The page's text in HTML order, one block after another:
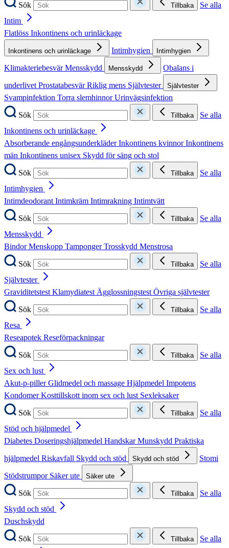
Sök
Tillbaka
Se alla
Intim
Flatlöss Inkontinens och urinläckage
Inkontinens och urinläckage Intimhygien Intimhygien
KlimakteriebesvärMensskydd Mensskydd
Obalans i
underlivetProstatabesvärRiklig mens Självtester Självtester
Svampinfektion Torra slemhinnorUrinvägsinfektion
Sök
Tillbaka
Se alla
Inkontinens och urinläckage
Absorberande engångsunderkläderInkontinens kvinnorInkontinens
män Inkontinens unisex Skydd för säng och stol
Sök
Tillbaka
Se alla
Intimhygien
IntimdeodorantIntimkräm Intimrakning Intimtvätt
Sök
Tillbaka
Se alla
Mensskydd
BindorMenskopp TampongerTrosskydd Menstrosa
Sök
Tillbaka
Se alla
Självtester
GraviditetstestKlamydiatestÄgglossningstestÖvriga självtester
Sök
Tillbaka
Se alla
Resa
Reseapotek Reseförpackningar
Sök
Tillbaka
Se alla
Sex och lust
Akut-p-pillerGlidmedel och massage Hjälpmedel Impotens
KondomerKosttillskott inom sex och lust Sexleksaker
Sök
Tillbaka
Se alla
Stöd och hjälpmedel
Diabetes Doseringshjälpmedel HandskarMunskydd Praktiska
hjälpmedel Riskavfall Skydd och stöd Skydd och stöd
Stomi
Stödstrumpor Säker ute Säker ute
Sök Tillbaka
Se alla
Skydd och stöd
Duschskydd
Sök
Tillbaka
Se alla